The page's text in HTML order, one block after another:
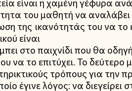
είναι η χαμένη γέφυρα
του μαθητή να
της ικανότητάς του να το
είναι
στο παιχνίδι που θα
να το επιτύχει. Το δεύτερο
τρόπους για την
έγινε λόγος: να διεγείρει